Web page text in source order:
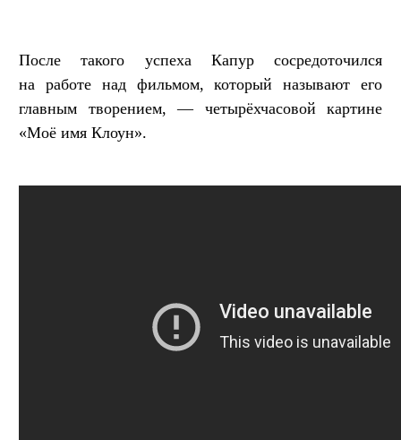
После такого успеха Капур сосредоточился
на работе над фильмом, который называют его
главным творением, — четырёхчасовой картине
«Моё имя Клоун».